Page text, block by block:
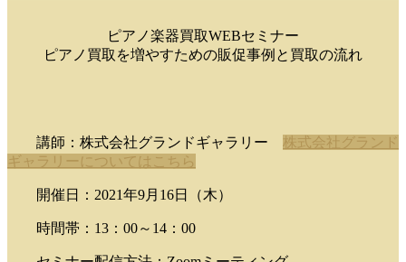
ピアノ楽器買取WEBセミナー
ピアノ買取を増やすための販促事例と買取の流れ
講師：株式会社グランドギャラリー 株式会社グランド
ギャラリーについてはこちら
開催日：2021年9月16日（木）
時間帯：13：00～14：00